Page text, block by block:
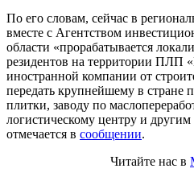
По его словам, сейчас в
вместе с Агентством
области «прорабатывается
резидентов на территории ПЛП
иностранной компании от
передать крупнейшему в стране
плитки, заводу по
логистическому центру и
отмечается в сообщении.
Читайте нас в